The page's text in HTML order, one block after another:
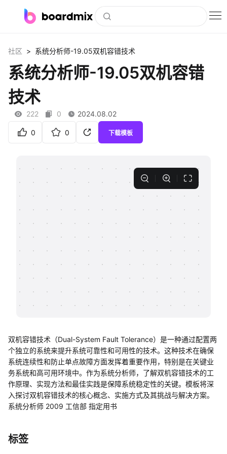
社区资源
会员
企业服务
知识分享社区
社区 > 系统分析师-19.05双机容错技术
系统分析师-19.05双机容错
技术
222 0 2024.08.02
0 0 下载模板
双机容错技术（Dual-System Fault Tolerance）是一种通过配置两
个独立的系统来提升系统可靠性和可用性的技术。这种技术在确保
系统连续性和防止单点故障方面发挥着重要作用，特别是在关键业
务系统和高可用环境中。作为系统分析师，了解双机容错技术的工
作原理、实现方法和最佳实践是保障系统稳定性的关键。模板将深
入探讨双机容错技术的核心概念、实施方式及其挑战与解决方案。
系统分析师 2009 工信部 指定用书
标签